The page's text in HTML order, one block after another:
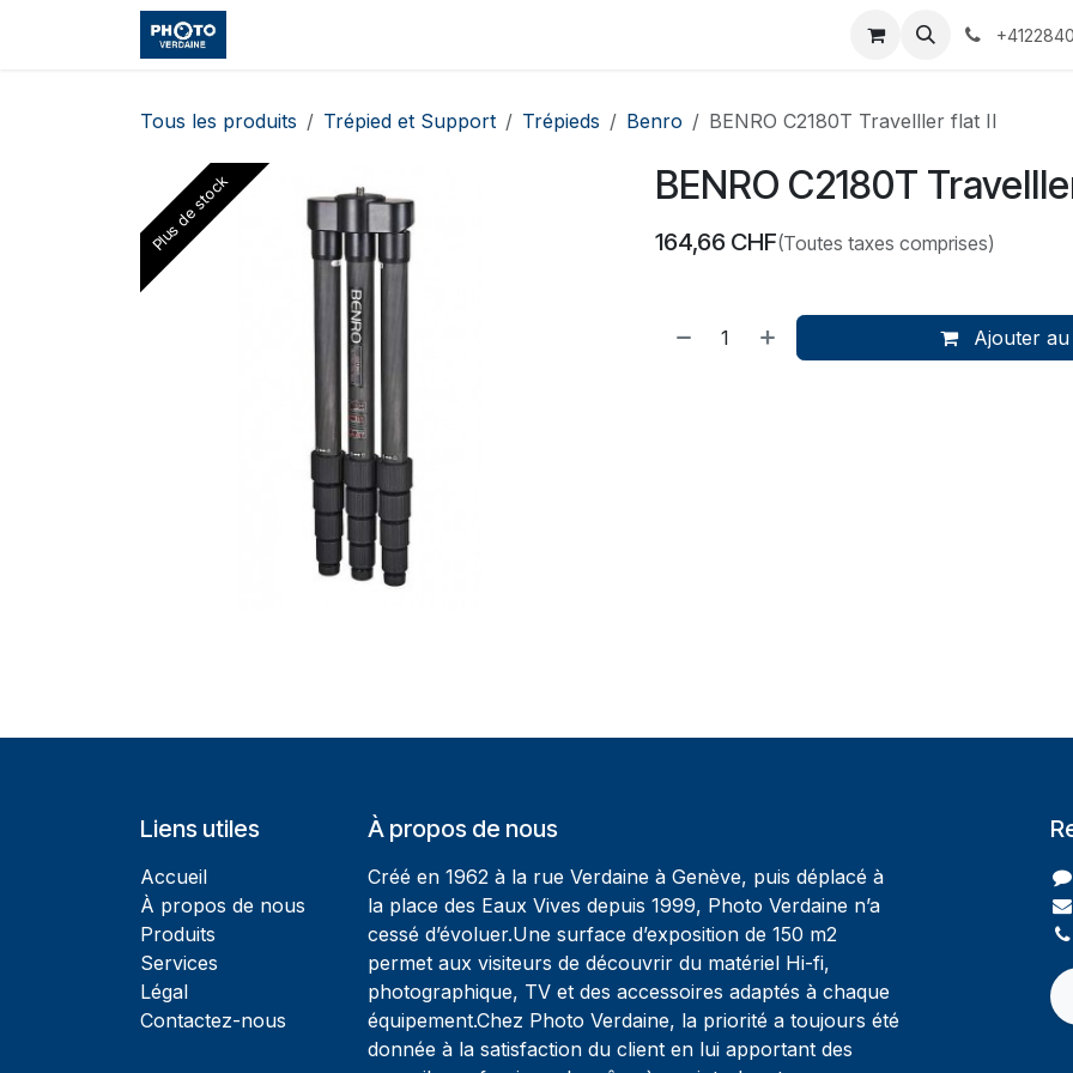
Se rendre au contenu
Événements Services
Tous les produits Trépied et Support Trépieds Benro BENRO C2180T Travelller flat II
Plus de stock BENRO C2180T
164,66 CHF(Toutes taxes comprises)
Ajouter
Liens utiles
Accueil
À propos de nous
Produits
Services
Légal
Contactez-nous
À propos de nous
Créé en 1962 à la rue Verdaine à Genève, puis déplacé à
la place des Eaux Vives depuis 1999, Photo Verdaine n’a
cessé d’évoluer.Une surface d’exposition de 150 m2
permet aux visiteurs de découvrir du matériel Hi-fi,
photographique, TV et des accessoires adaptés à chaque
équipement.Chez Photo Verdaine, la priorité a toujours été
donnée à la satisfaction du client en lui apportant des